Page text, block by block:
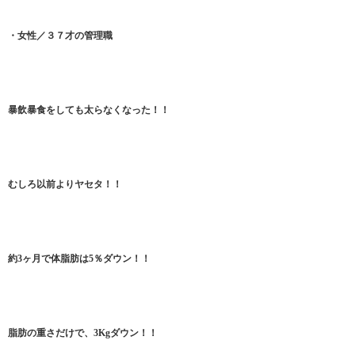
・女性／３７才の管理職
暴飲暴食をしても太らなくなった！！
むしろ以前よりヤセタ！！
約3ヶ月で体脂肪は5％ダウン！！
脂肪の重さだけで、3Kgダウン！！